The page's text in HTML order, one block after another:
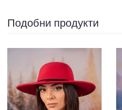
Подобни продукти